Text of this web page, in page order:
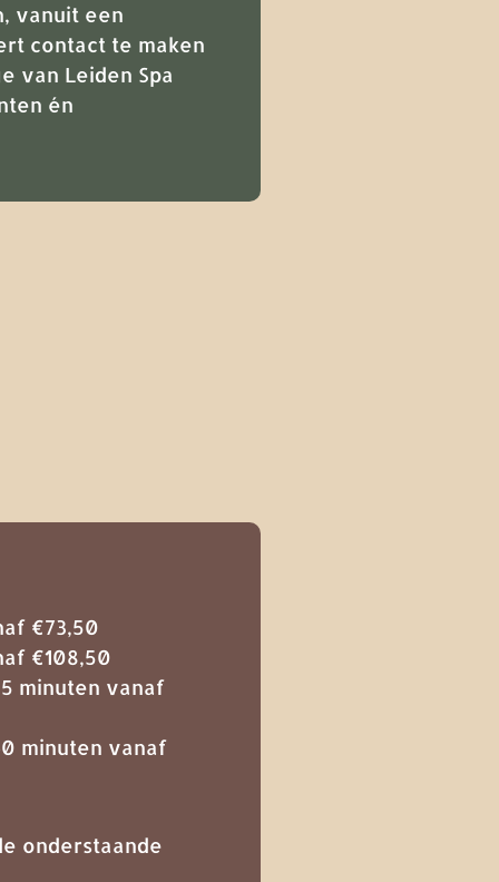
vanuit een
contact te maken
van Leiden Spa
én
€73,50
€108,50
minuten vanaf
minuten vanaf
onderstaande